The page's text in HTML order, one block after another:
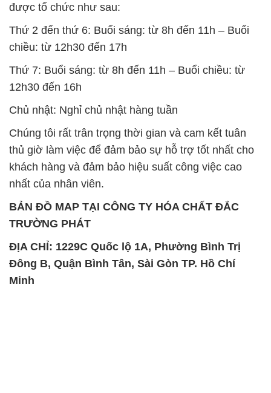
được tổ chức như sau:
Thứ 2 đến thứ 6: Buổi sáng: từ 8h đến 11h – Buổi
chiều: từ 12h30 đến 17h
Thứ 7: Buổi sáng: từ 8h đến 11h – Buổi chiều: từ
12h30 đến 16h
Chủ nhật: Nghỉ chủ nhật hàng tuần
Chúng tôi rất trân trọng thời gian và cam kết tuân
thủ giờ làm việc để đảm bảo sự hỗ trợ tốt nhất cho
khách hàng và đảm bảo hiệu suất công việc cao
nhất của nhân viên.
BẢN ĐỒ MAP TẠI CÔNG TY HÓA CHẤT ĐẮC
TRƯỜNG PHÁT
ĐỊA CHỈ: 1229C Quốc lộ 1A, Phường Bình Trị
Đông B, Quận Bình Tân, Sài Gòn TP. Hồ Chí
Minh